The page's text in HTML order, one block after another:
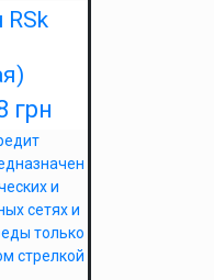
грн
и
сетях и
только
стрелкой